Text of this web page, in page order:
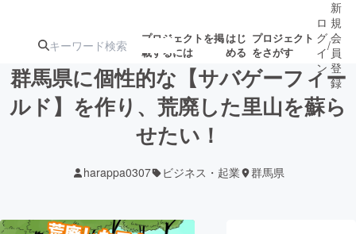
プロジェクトを掲
載するには
はじ
める
プロジェクト
をさがす
注目の新着プロ 募集終了が近いプ
ロ
グ
イ
ン
/
新
規
会
員
登
録
群馬県に個性的な【サバゲーフィー
ルド】を作り、荒廃した里山を蘇ら
せたい！
harappa0307 ビジネス・起業 群馬県